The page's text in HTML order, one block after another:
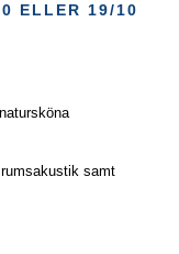
ELLER 19/10
samt